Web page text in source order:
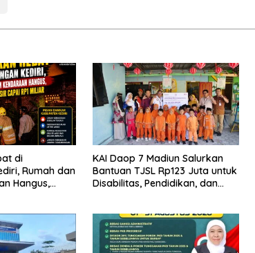
di
Rumah dan
Hangus,
KAI Daop 7 Madiun Salurkan
Bantuan TJSL Rp123 Juta untuk
Disabilitas, Pendidikan, dan